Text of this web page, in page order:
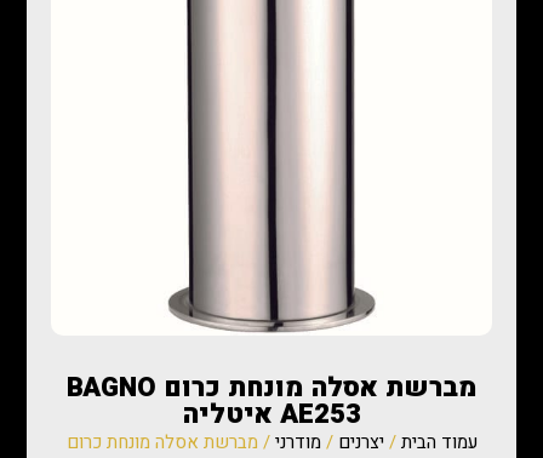
מברשת אסלה מונחת כרום BAGNO
AE253 איטליה
עמוד הבית/ יצרנים / מודרני/ מברשת אסלה מונחת כרום